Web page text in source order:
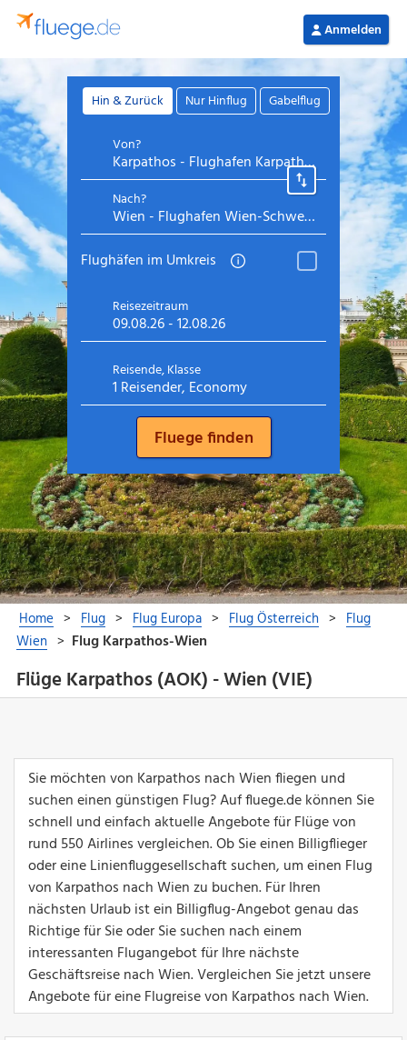
Flüge Karpathos (AOK) - Wien (VIE)
Sie möchten von Karpathos nach Wien fliegen und
suchen einen günstigen Flug? Auf fluege.de können Sie
schnell und einfach aktuelle Angebote für Flüge von
rund 550 Airlines vergleichen. Ob Sie einen Billigflieger
oder eine Linienfluggesellschaft suchen, um einen Flug
von Karpathos nach Wien zu buchen. Für Ihren
nächsten Urlaub ist ein Billigflug-Angebot genau das
Richtige für Sie oder Sie suchen nach einem
interessanten Flugangebot für Ihre nächste
Geschäftsreise nach Wien. Vergleichen Sie jetzt unsere
Angebote für eine Flugreise von Karpathos nach Wien.